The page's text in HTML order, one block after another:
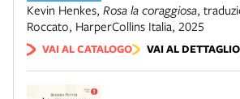
Kevin Henkes, Rosa la coraggiosa,
Roccato, HarperCollins Italia, 2025
VAI AL CATALOGO VAI AL DETTAGLIO